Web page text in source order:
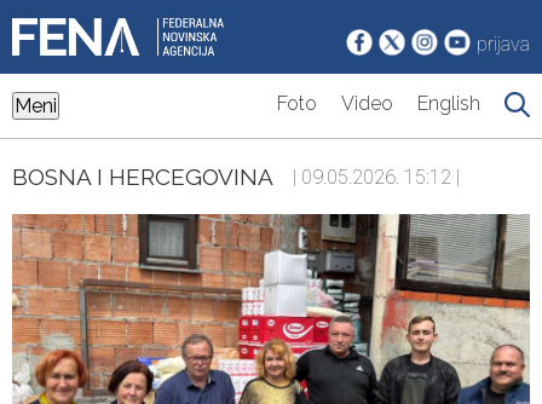
prijava
Meni Foto Video English
BOSNA I HERCEGOVINA | 09.05.2026. 15:12 |